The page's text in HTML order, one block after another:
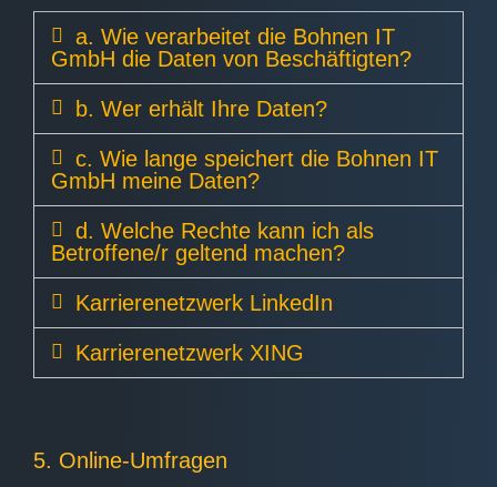
a. Wie verarbeitet die Bohnen IT
GmbH die Daten von Beschäftigten?
b. Wer erhält Ihre Daten?
c. Wie lange speichert die Bohnen IT
GmbH meine Daten?
d. Welche Rechte kann ich als
Betroffene/r geltend machen?
Karrierenetzwerk LinkedIn
Karrierenetzwerk XING
5. Online-Umfragen